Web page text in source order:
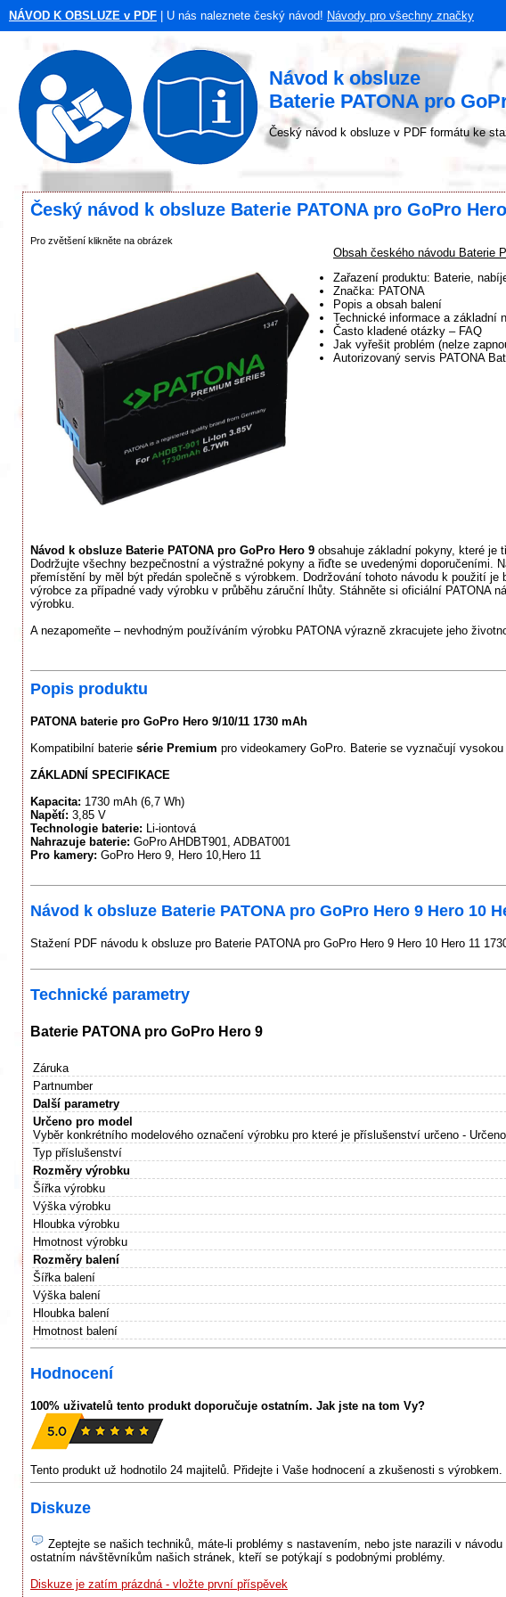
NÁVOD K OBSLUZE v PDF | U nás naleznete český návod! Návody pro všechny značky
Návod k obsluze
Baterie PATONA pro
Český návod k obsluze v PDF formátu ke
Český návod k obsluze Baterie PATONA pro GoPro
Pro zvětšení klikněte na obrázek
Obsah českého návodu Baterie
Zařazení produktu: Baterie,
Značka: PATONA
Popis a obsah balení
Technické informace a základní
Často kladené otázky – FAQ
Jak vyřešit problém (nelze
Autorizovaný servis PATONA
Návod k obsluze Baterie PATONA pro GoPro Hero 9 obsahuje základní pokyny, které je
Dodržujte všechny bezpečnostní a výstražné pokyny a řiďte se uvedenými doporučeními.
přemístění by měl být předán společně s výrobkem. Dodržování tohoto návodu k použití
výrobce za případné vady výrobku v průběhu záruční lhůty. Stáhněte si oficiální PATONA
výrobku.
A nezapomeňte – nevhodným používáním výrobku PATONA výrazně zkracujete jeho
Popis produktu
PATONA baterie pro GoPro Hero 9/10/11 1730 mAh
Kompatibilní baterie série Premium pro videokamery GoPro. Baterie se vyznačují
ZÁKLADNÍ SPECIFIKACE
Kapacita: 1730 mAh (6,7 Wh)
Napětí: 3,85 V
Technologie baterie: Li-iontová
Nahrazuje baterie: GoPro AHDBT901, ADBAT001
Pro kamery: GoPro Hero 9, Hero 10,Hero 11
Návod k obsluze Baterie PATONA pro GoPro Hero 9 Hero 10
Stažení PDF návodu k obsluze pro Baterie PATONA pro GoPro Hero 9 Hero 10 Hero 11
Technické parametry
Baterie PATONA pro GoPro Hero 9
Záruka
Partnumber
Další parametry
Určeno pro model
Vyběr konkrétního modelového označení výrobku pro které je příslušenství určeno - Určeno
Typ příslušenství
Rozměry výrobku
Šířka výrobku
Výška výrobku
Hloubka výrobku
Hmotnost výrobku
Rozměry balení
Šířka balení
Výška balení
Hloubka balení
Hmotnost balení
Hodnocení
100% uživatelů tento produkt doporučuje ostatním. Jak jste na tom Vy?
Tento produkt už hodnotilo 24 majitelů. Přidejte i Vaše hodnocení a zkušenosti s výrobkem.
Diskuze
Zeptejte se našich techniků, máte-li problémy s nastavením, nebo jste narazili v
ostatním návštěvníkům našich stránek, kteří se potýkají s podobnými problémy.
Diskuze je zatím prázdná - vložte první příspěvek